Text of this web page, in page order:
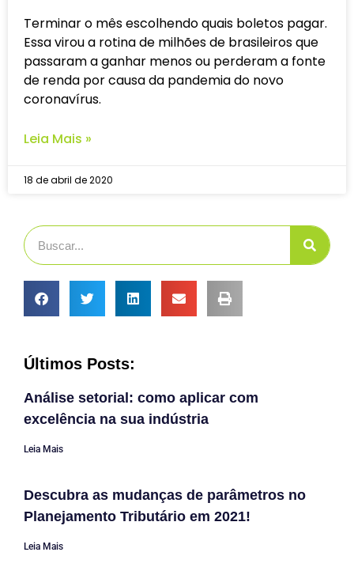
Terminar o mês escolhendo quais boletos pagar.
Essa virou a rotina de milhões de brasileiros que
passaram a ganhar menos ou perderam a fonte
de renda por causa da pandemia do novo
coronavírus.
Leia Mais »
18 de abril de 2020
Últimos Posts:
Análise setorial: como aplicar com
excelência na sua indústria
Leia Mais
Descubra as mudanças de parâmetros no
Planejamento Tributário em 2021!
Leia Mais